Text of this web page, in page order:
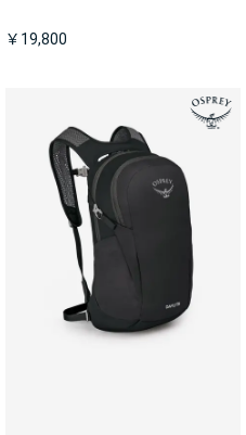
￥19,800